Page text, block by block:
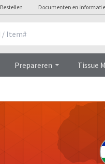
Bestellen Documenten en informatie
Prepareren Tissue